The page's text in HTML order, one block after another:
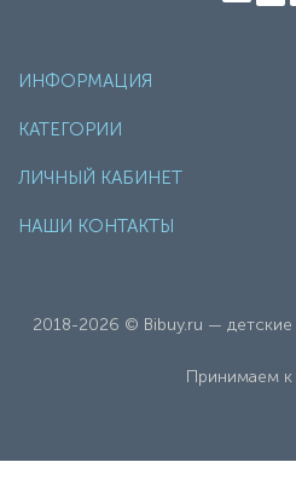
ИНФОРМАЦИЯ
КАТЕГОРИИ
ЛИЧНЫЙ КАБИНЕТ
НАШИ КОНТАКТЫ
2018-2026 © Bibuy.ru —
Принимаем к